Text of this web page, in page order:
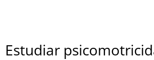
Estudiar